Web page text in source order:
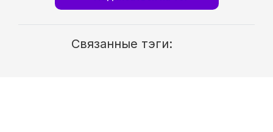
Связанные тэги: